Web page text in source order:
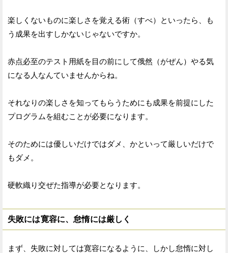
楽しくないものに楽しさを覚える術（すべ）といったら、も
う成果を出すしかないじゃないですか。
赤点必至のテスト用紙を目の前にして俄然（がぜん）やる気
になる人なんていませんからね。
それなりの楽しさを知ってもらうためにも成果を前提にした
プログラムを組むことが必要になります。
そのためには優しいだけではダメ、かといって厳しいだけで
もダメ。
硬軟織り交ぜた指導が必要となります。
失敗には寛容に、怠惰には厳しく
まず、失敗に対しては寛容になるように、しかし怠惰に対し